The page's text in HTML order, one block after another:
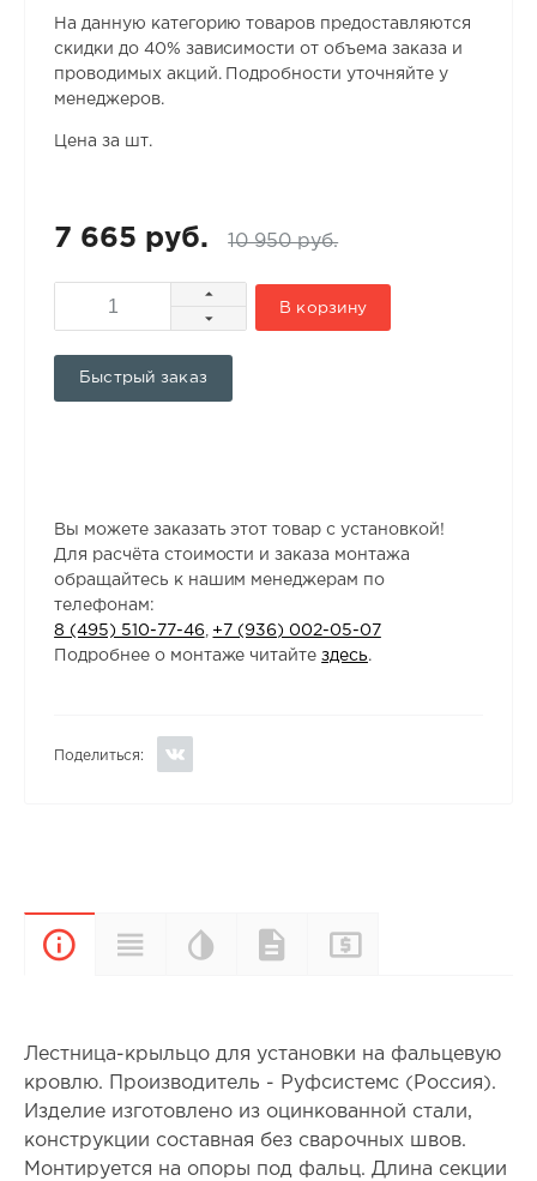
На данную категорию товаров предоставляются
скидки до 40% зависимости от объема заказа и
проводимых акций. Подробности уточняйте у
менеджеров.
Цена за шт.
7 665 руб. 10 950 руб.
В корзину
Быстрый заказ
Вы можете заказать этот товар с установкой!
Для расчёта стоимости и заказа монтажа
обращайтесь к нашим менеджерам по
телефонам:
8 (495) 510-77-46
+7 (936) 002-05-07
Подробнее о монтаже читайтездесь.
Поделиться:
ОписаниеХарактеристики
Цветовая
палитра
Документы
Лестница-крыльцо для установки на фальцевую
кровлю. Производитель - Руфсистемс (Россия).
Изделие изготовлено из оцинкованной стали,
конструкции составная без сварочных швов.
Монтируется на опоры под фальц. Длина секции